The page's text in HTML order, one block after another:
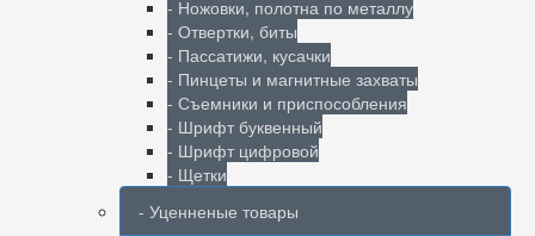
- Ножовки, полотна по металлу
- Отвертки, биты
- Пассатижи, кусачки
- Пинцеты и магнитные захваты
- Съемники и приспособления
- Шрифт буквенный
- Шрифт цифровой
- Щетки
- Уценненые товары